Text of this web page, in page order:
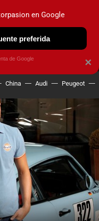
NUEVO
OBSERVATORIO
China Audi Peugeot
×
en Google
preferida
de Google